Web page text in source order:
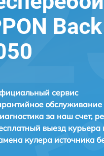
сервис
обслуживание
за наш счет,
выезд курьера
кулера источника